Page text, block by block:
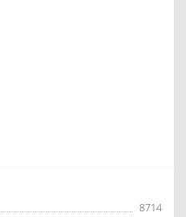
8714